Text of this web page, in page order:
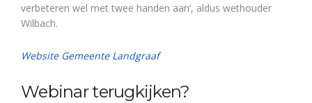
verbeteren wel met twee handen aan’, aldus wethouder
Wilbach.
Website Gemeente Landgraaf
Webinar terugkijken?